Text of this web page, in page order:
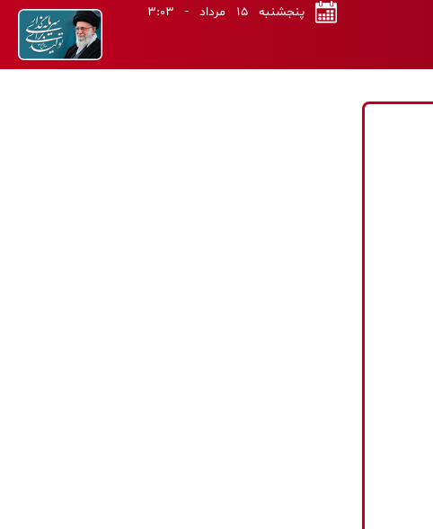
پنجشنبه ۱۵ مرداد - ۳:۰۳